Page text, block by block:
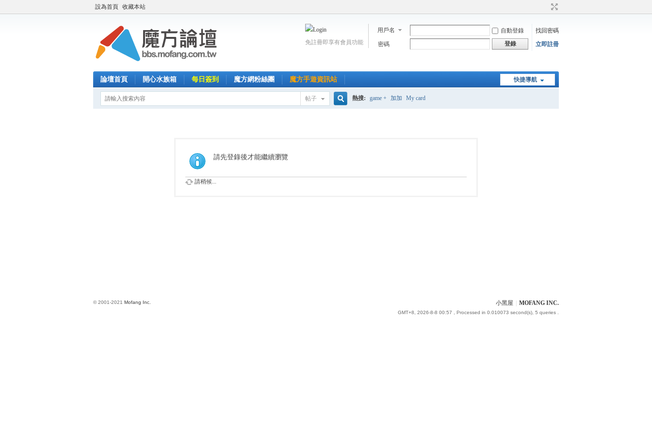
設為首頁 收藏本站
用戶名 自動登錄
找回密碼
密碼
登錄 立即註冊
免註冊即享有會員功能
快捷導航
論壇首頁 開心水族箱 每日簽到 魔方網粉絲團 魔方手遊資訊站
帖子 熱搜: game + 加加 My card
請先登錄後才能繼續瀏覽
請稍候...
小黑屋 MOFANG INC.
GMT+8, 2026-8-8 00:57 , Processed in 0.010073 second(s), 5 queries .
© 2001-2021 Mofang Inc.